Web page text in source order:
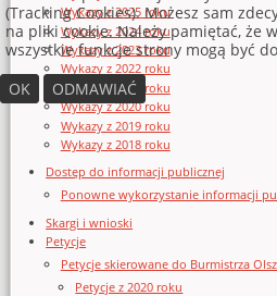
Wykazy z 2025 roku
Wykazy z 2024 roku
Wykazy z 2023 roku
Wykazy z 2022 roku
Wykazy z 2021 roku
Wykazy z 2020 roku
Wykazy z 2019 roku
Wykazy z 2018 roku
Dostęp do informacji publicznej
Ponowne wykorzystanie informacji
Skargi i wnioski
Petycje
Petycje skierowane do Burmistrza
Petycje z 2020 roku
(Tracking Cookies). Możesz sam
na pliki cookie. Należy pamiętać, że
wszystkie funkcje strony mogą być
OK
ODMAWIAĆ